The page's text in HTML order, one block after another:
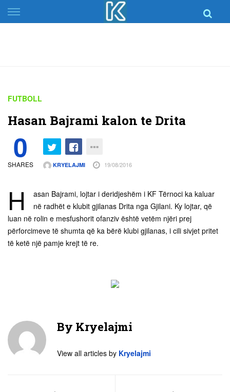
Skip
to
FUTBOLL
Hasan Bajrami kalon te Drita
0
SHARES KRYELAJMI 19/08/2016
H
asan Bajrami, lojtar i deridjeshëm i KF Tërnoci ka kaluar
në radhët e klubit gjilanas Drita nga Gjilani. Ky lojtar, që
luan në rolin e mesfushorit ofanziv është vetëm njëri prej
përforcimeve të shumta që ka bërë klubi gjilanas, i cili sivjet pritet
të ketë një pamje krejt të re.
By Kryelajmi
View all articles by Kryelajmi